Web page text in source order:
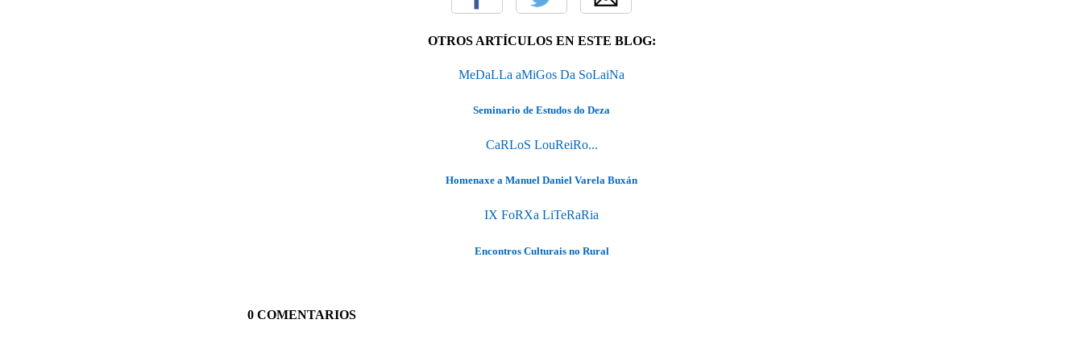
OTROS ARTÍCULOS EN ESTE BLOG:
MeDaLLa aMiGos Da SoLaiNa
Seminario de Estudos do Deza
CaRLoS LouReiRo...
Homenaxe a Manuel Daniel Varela Buxán
IX FoRXa LiTeRaRia
Encontros Culturais no Rural
0 COMENTARIOS